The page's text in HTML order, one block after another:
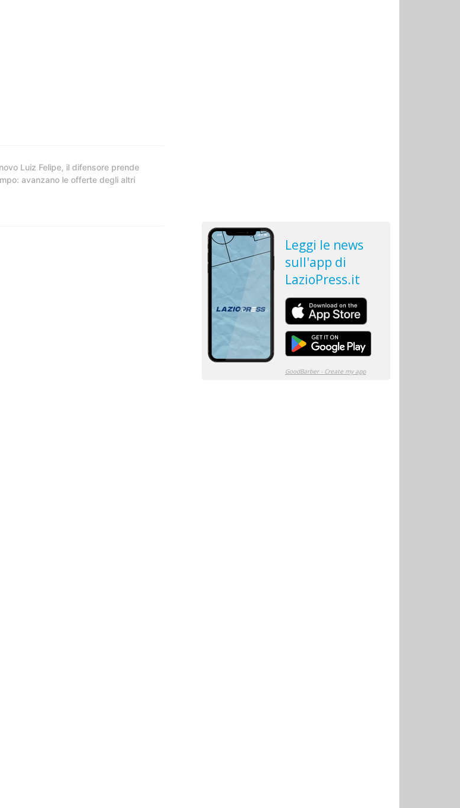
Luiz Felipe, il difensore prende
avanzano le offerte degli altri